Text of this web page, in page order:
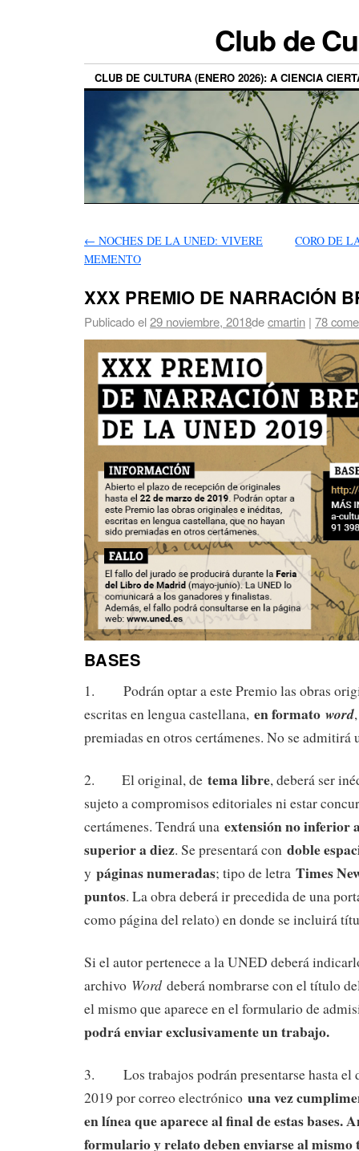
Club de
CLUB DE CULTURA (ENERO 2026): A CIENCIA
← NOCHES DE LA UNED: VIVERE
MEMENTO
CORO DE
XXX PREMIO DE NARRACIÓN
Publicado el29 noviembre, 2018decmartin | 78
BASES
1. Podrán optar a este Premio las obras
escritas en lengua castellana, en formato word
premiadas en otros certámenes. No se
2. El original, de tema libre, deberá ser
sujeto a compromisos editoriales ni estar
certámenes. Tendrá una extensión no inferior
superior a diez. Se presentará con doble
y páginas numeradas; tipo de letra Times
puntos. La obra deberá ir precedida de una
como página del relato) en donde se incluirá
Si el autor pertenece a la UNED deberá
archivo Word deberá nombrarse con el título
el mismo que aparece en el formulario de
podrá enviar exclusivamente un trabajo.
3. Los trabajos podrán presentarse hasta el
2019 por correo electrónico una vez
en línea que aparece al final de estas bases.
formulario y relato deben enviarse al mismo